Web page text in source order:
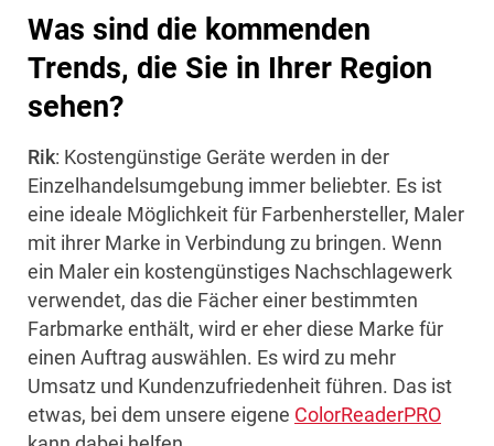
Was sind die kommenden
Trends, die Sie in Ihrer Region
sehen?
Rik: Kostengünstige Geräte werden in der
Einzelhandelsumgebung immer beliebter. Es ist
eine ideale Möglichkeit für Farbenhersteller, Maler
mit ihrer Marke in Verbindung zu bringen. Wenn
ein Maler ein kostengünstiges Nachschlagewerk
verwendet, das die Fächer einer bestimmten
Farbmarke enthält, wird er eher diese Marke für
einen Auftrag auswählen. Es wird zu mehr
Umsatz und Kundenzufriedenheit führen. Das ist
etwas, bei dem unsere eigene ColorReaderPRO